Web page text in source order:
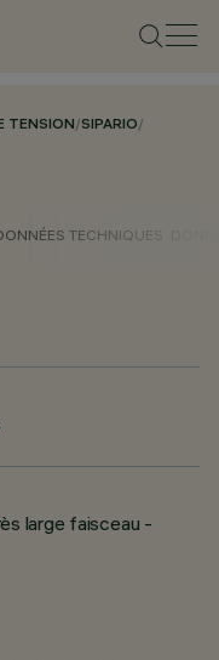
TENSION/SIPARIO/
TECHNIQUES
large faisceau -